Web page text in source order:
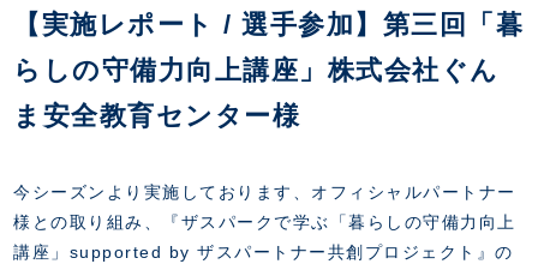
CHALLENGERS
ACADEMY
THESPARK
OTHER
・注意事項
・練習場ごとの注意事項
・練習場マップ
ファンレターの宛先
試合日程・結果
順位表
ホームイベント情報
TICKETS
チケット情報
GUIDE
INDEX
スタジアムアクセス
スタジアムルール
FANZONE
【実施レポート / 選手参加】第三回「暮
らしの守備力向上講座」株式会社ぐん
ま安全教育センター様
今シーズンより実施しております、オフィシャルパートナー
様との取り組み、『ザスパークで学ぶ「暮らしの守備力向上
講座」supported by ザスパートナー共創プロジェクト』の